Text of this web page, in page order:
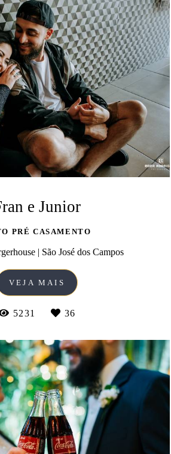
e Junior
PRÉ CASAMENTO
| São José dos Campos
VEJA MAIS
5231 36